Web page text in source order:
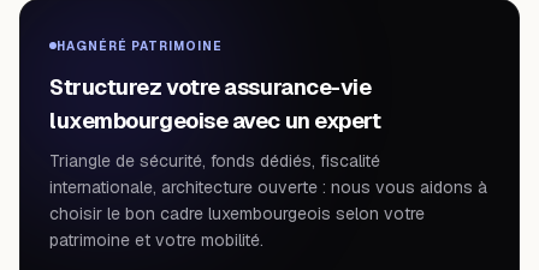
HAGNÉRÉ PATRIMOINE
Structurez votre assurance-vie
luxembourgeoise avec un expert
Triangle de sécurité, fonds dédiés, fiscalité
internationale, architecture ouverte : nous vous aidons à
choisir le bon cadre luxembourgeois selon votre
patrimoine et votre mobilité.